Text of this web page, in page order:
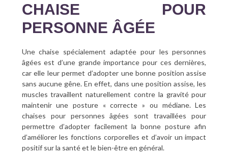
CHAISE POUR
PERSONNE ÂGÉE
Une chaise spécialement adaptée pour les personnes
âgées est d’une grande importance pour ces dernières,
car elle leur permet d’adopter une bonne position assise
sans aucune gêne. En effet, dans une position assise, les
muscles travaillent naturellement contre la gravité pour
maintenir une posture « correcte » ou médiane. Les
chaises pour personnes âgées sont travaillées pour
permettre d’adopter facilement la bonne posture afin
d’améliorer les fonctions corporelles et d’avoir un impact
positif sur la santé et le bien-être en général.